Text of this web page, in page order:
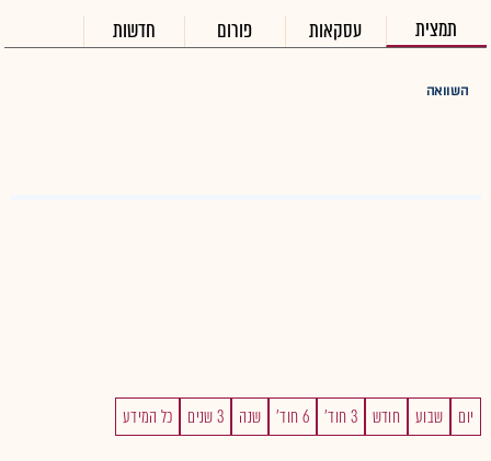
תמצית עסקאות פורום חדשות
השוואה
יום שבוע חודש 3 חוד' 6 חוד' שנה 3 שנים כל המידע